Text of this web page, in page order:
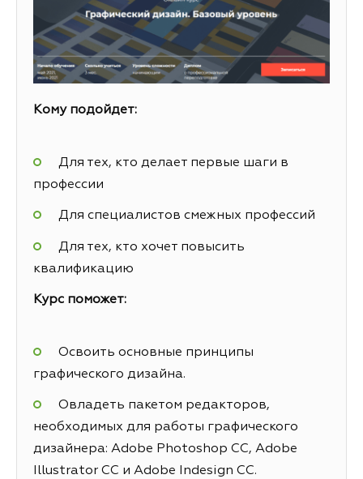
Кому подойдет:
Для тех, кто делает первые шаги в
профессии
Для специалистов смежных профессий
Для тех, кто хочет повысить
квалификацию
Курс поможет:
Освоить основные принципы
графического дизайна.
Овладеть пакетом редакторов,
необходимых для работы графического
дизайнера: Adobe Photoshop CC, Adobe
Illustrator CC и Adobe Indesign CC.